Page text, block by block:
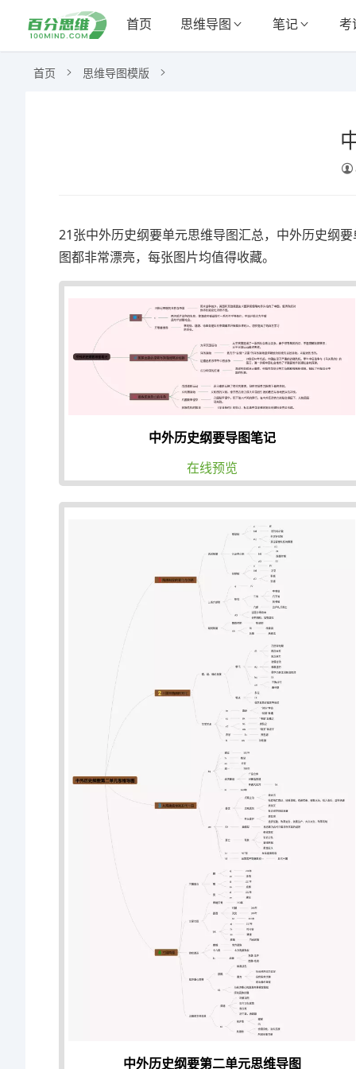
首页 思维导图 笔记 考
首页 思维导图模版
21张中外历史纲要单元思维导图汇总，中外历史纲
图都非常漂亮，每张图片均值得收藏。
中外历史纲要导图笔记
在线预览
中外历史纲要第二单元思维导图